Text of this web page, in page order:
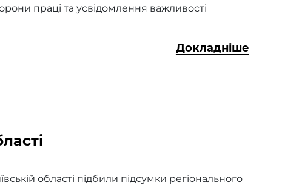
праці та усвідомлення важливості
Докладніше
області підбили підсумки регіонального